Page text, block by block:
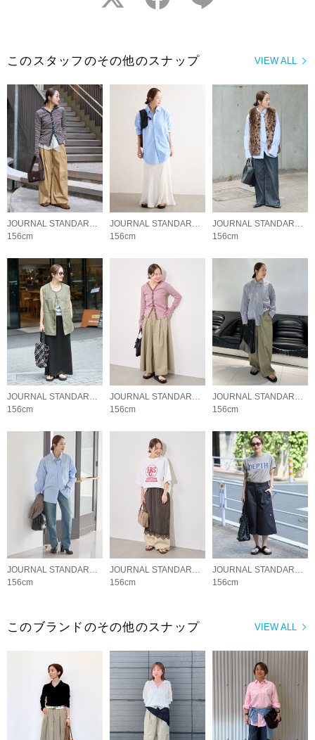
VIEW ALL
このスタッフのその他のスナップ
156cm
156cm
156cm
156cm
156cm
156cm
JOURNAL STANDARD LADYS
156cm
JOURNAL STANDARD LADYS
156cm
JOURNAL STANDARD LADYS
156cm
VIEW ALL
このブランドのその他のスナップ